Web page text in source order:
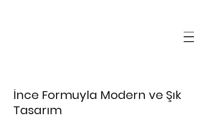
İnce Formuyla Modern ve Şık
Tasarım